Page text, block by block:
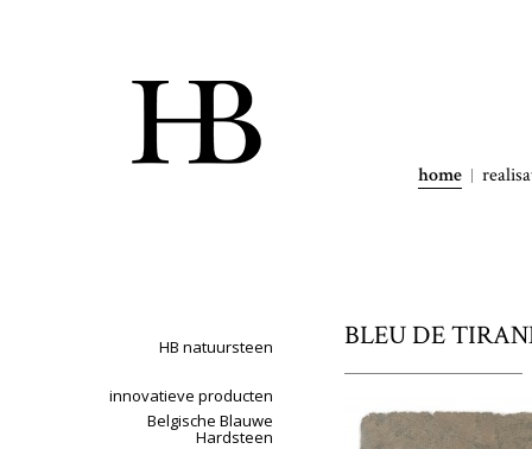
home
HB natuursteen
innovatieve producten
Belgische Blauwe
Hardsteen
BLEU DE